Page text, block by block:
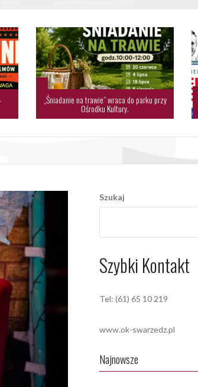
„Śniadanie na trawie” wraca do parku przy
Ośrodku Kultury.
Szukaj
Szybki Kontakt
Tel: (61) 65 10 219
www.ok-swarzedz.pl
Najnowsze